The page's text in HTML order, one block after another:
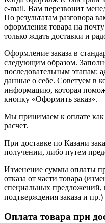
e-mail. Вам перезвонит
По результатам разговора
оформления товара на
только ждать доставки и
Оформление заказа в
следующим образом.
последовательным этапам:
данные о себе. Советуем в
информацию, которая
кнопку «Оформить заказ».
Мы принимаем к оплате
расчет.
При доставке по Казани
получении, либо путем
Изменение суммы оплаты
отказа от части товара
специальных предложений,
подтверждения заказа и
Оплата товара при